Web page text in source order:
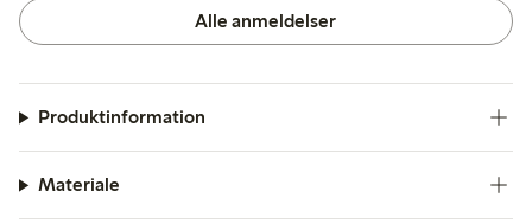
Alle anmeldelser
Produktinformation
Materiale